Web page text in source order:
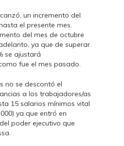
un incremento del
el presente mes.
del mes de octubre
ya que de superar
se ajustará
fue el mes pasado.
no se descontó el
a los trabajadores/as
15 salarios mínimos vital
ya que entró en
poder ejecutivo que